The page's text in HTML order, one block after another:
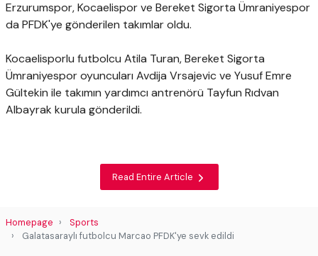
Erzurumspor, Kocaelispor ve Bereket Sigorta Ümraniyespor
da PFDK'ye gönderilen takımlar oldu.
Kocaelisporlu futbolcu Atila Turan, Bereket Sigorta
Ümraniyespor oyuncuları Avdija Vrsajevic ve Yusuf Emre
Gültekin ile takımın yardımcı antrenörü Tayfun Rıdvan
Albayrak kurula gönderildi.
Read Entire Article
Homepage
Sports
Galatasaraylı futbolcu Marcao PFDK'ye sevk edildi